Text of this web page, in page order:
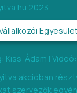
2023
Kiss Ádám |
akcióban
szervezők